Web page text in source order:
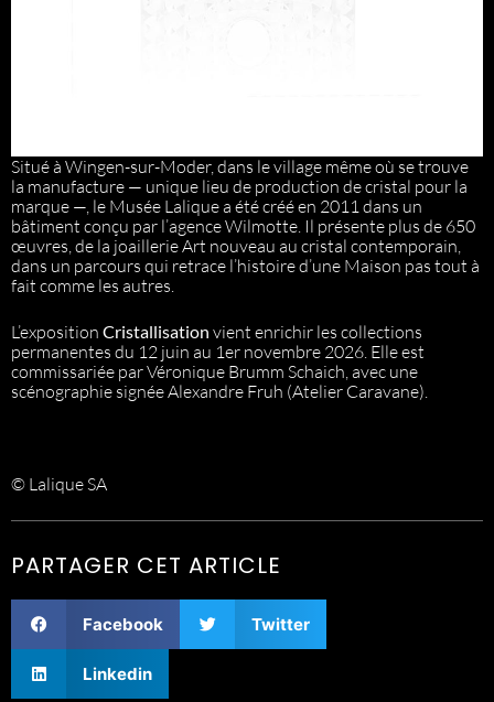
Situé à Wingen-sur-Moder, dans le village même où se trouve
la manufacture — unique lieu de production de cristal pour la
marque —, le Musée Lalique a été créé en 2011 dans un
bâtiment conçu par l’agence Wilmotte. Il présente plus de 650
œuvres, de la joaillerie Art nouveau au cristal contemporain,
dans un parcours qui retrace l’histoire d’une Maison pas tout à
fait comme les autres.
L’exposition Cristallisation vient enrichir les collections
permanentes du 12 juin au 1er novembre 2026. Elle est
commissariée par Véronique Brumm Schaich, avec une
scénographie signée Alexandre Fruh (Atelier Caravane).
© Lalique SA
PARTAGER CET ARTICLE
Facebook Twitter
Linkedin